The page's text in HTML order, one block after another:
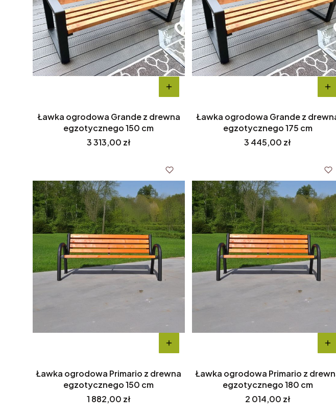
Ławka ogrodowa Grande z drewna
egzotycznego 150 cm
Cena
3 313,00 zł
Ławka ogrodowa Grande z
egzotycznego 175 cm
Cena
3 445,00 zł
Ławka ogrodowa Primario z drewna
egzotycznego 150 cm
Cena
1 882,00 zł
Ławka ogrodowa Primario z
egzotycznego 180 cm
Cena
2 014,00 zł